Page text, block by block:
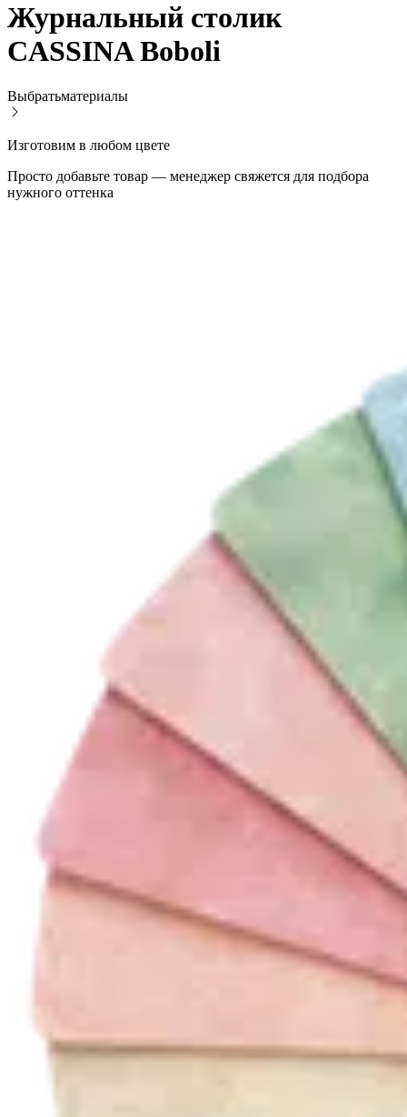
Журнальный столик
CASSINA Boboli
Выбратьматериалы
Изготовим в любом цвете
Просто добавьте товар — менеджер свяжется для подбора
нужного оттенка